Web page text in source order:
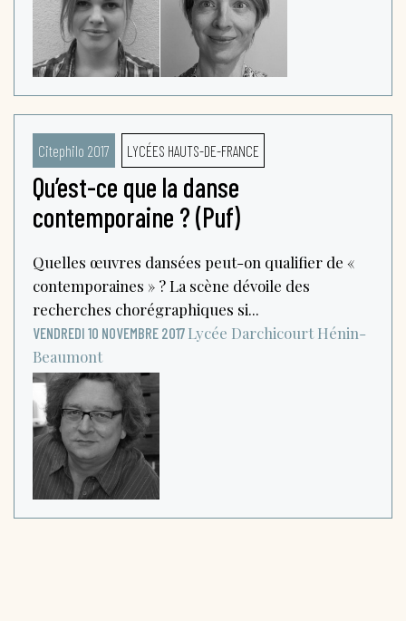
Citephilo 2017 LYCÉES HAUTS-DE-FRANCE
Qu’est-ce que la danse
contemporaine ? (Puf)
Quelles œuvres dansées peut-on qualifier de «
contemporaines » ? La scène dévoile des
recherches chorégraphiques si...
VENDREDI 10 NOVEMBRE 2017 Lycée Darchicourt Hénin-
Beaumont